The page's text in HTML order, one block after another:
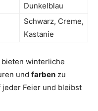
Dunkelblau
Schwarz, Creme,
Kastanie
winterliche
und farben zu
Feier und bleibst